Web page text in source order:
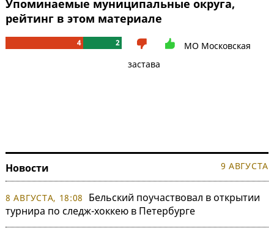
Упоминаемые муниципальные округа,
рейтинг в этом материале
4 2
МО Московская
застава
Новости 9 АВГУСТА
8 АВГУСТА, 18:08
Бельский поучаствовал в открытии
турнира по следж-хоккею в Петербурге